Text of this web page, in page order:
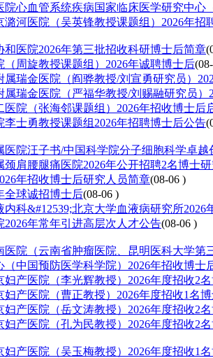
心血管系统疾病国家临床医学研究中心
河医院（吴英锋教授课题组）2026年招
医院2026年第三批招收科研博士后简章
周旋教授课题组）2026年诚聘博士后
属瑞金医院（阎骅教授/刘宣勇研究员）
属瑞金医院（严福华教授/刘赐融研究员
院（张海邻课题组）2026年招收博士后
士勇教授课题组2026年招聘博士后公告
院汪子书/中国科学院分子细胞科学卓
颈肩腰腿痛医院2026年公开招聘2名博士
年招收博士后研究人员简章(08-06 )
全球诚招博士后(08-06 )
科&#12539;北京大学血液病研究所2026
2026年常年引进高层次人才公告(08-06 )
院（云南省肿瘤医院、昆明医科大学第
中国预防医学科学院）2026年招收博士
产医院（李光辉教授）2026年度招收2
产医院（曹正教授）2026年度招收1名
产医院（岳文涛教授）2026年度招收2
产医院（孔为民教授）2026年度招收2
产医院（吴玉梅教授）2026年度招收1